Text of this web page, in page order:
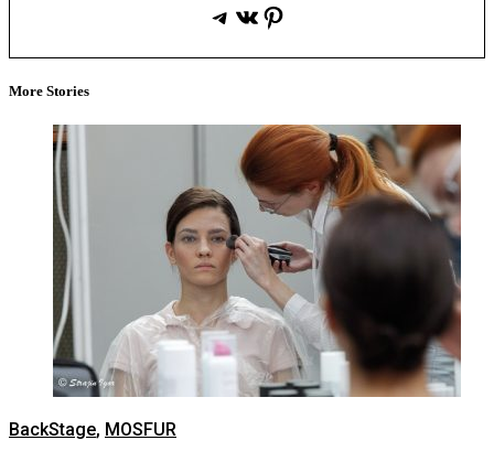
Telegram
ВКонтакте
Pinterest
More Stories
BackStage, MOSFUR